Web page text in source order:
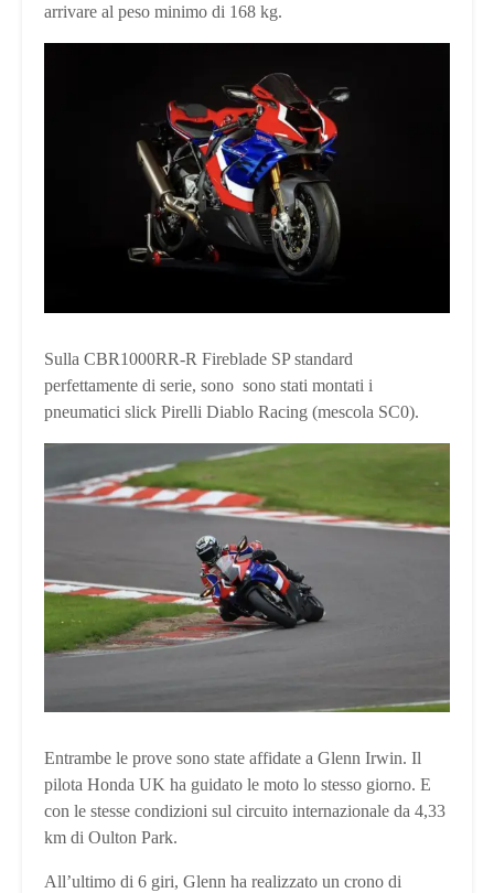
arrivare al peso minimo di 168 kg.
Sulla CBR1000RR-R Fireblade SP standard
perfettamente di serie, sono sono stati montati i
pneumatici slick Pirelli Diablo Racing (mescola SC0).
Entrambe le prove sono state affidate a Glenn Irwin. Il
pilota Honda UK ha guidato le moto lo stesso giorno. E
con le stesse condizioni sul circuito internazionale da 4,33
km di Oulton Park.
All’ultimo di 6 giri, Glenn ha realizzato un crono di